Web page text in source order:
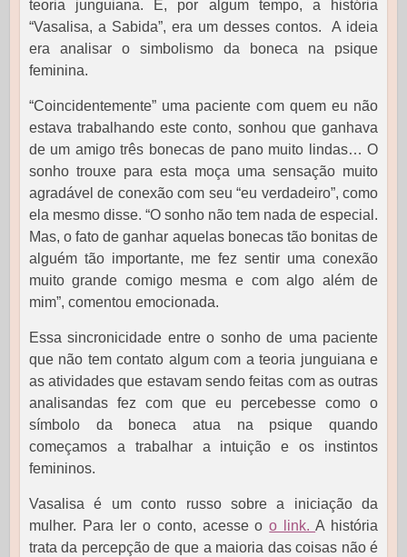
teoria junguiana. E, por algum tempo, a história
“Vasalisa, a Sabida”, era um desses contos. A ideia
era analisar o simbolismo da boneca na psique
feminina.
“Coincidentemente” uma paciente com quem eu não
estava trabalhando este conto, sonhou que ganhava
de um amigo três bonecas de pano muito lindas… O
sonho trouxe para esta moça uma sensação muito
agradável de conexão com seu “eu verdadeiro”, como
ela mesmo disse. “O sonho não tem nada de especial.
Mas, o fato de ganhar aquelas bonecas tão bonitas de
alguém tão importante, me fez sentir uma conexão
muito grande comigo mesma e com algo além de
mim”, comentou emocionada.
Essa sincronicidade entre o sonho de uma paciente
que não tem contato algum com a teoria junguiana e
as atividades que estavam sendo feitas com as outras
analisandas fez com que eu percebesse como o
símbolo da boneca atua na psique quando
começamos a trabalhar a intuição e os instintos
femininos.
Vasalisa é um conto russo sobre a iniciação da
mulher. Para ler o conto, acesse oo link.A história
trata da percepção de que a maioria das coisas não é